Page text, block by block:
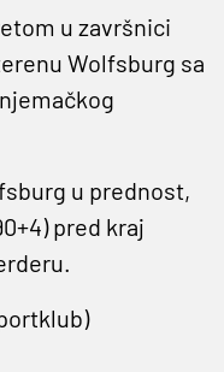
u završnici
Wolfsburg sa
u prednost,
pred kraj